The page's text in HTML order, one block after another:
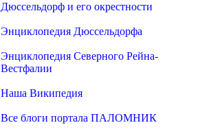
Дюссельдорф и его окрестности
Энциклопедия Дюссельдорфа
Энциклопедия Северного Рейна-
Вестфалии
Наша Википедия
Все блоги портала ПАЛОМНИК